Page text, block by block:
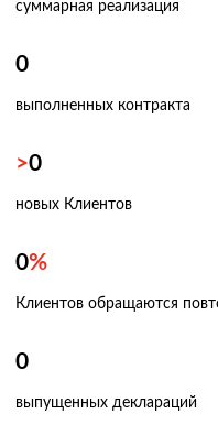
суммарная реализация
0
выполненных контракта
>0
новых Клиентов
0%
Клиентов обращаются
0
выпущенных деклараций